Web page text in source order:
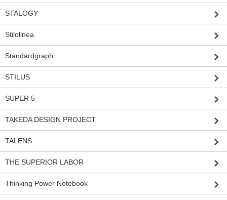
STALOGY
Stilolinea
Standardgraph
STILUS
SUPER 5
TAKEDA DESIGN PROJECT
TALENS
THE SUPERIOR LABOR
Thinking Power Notebook